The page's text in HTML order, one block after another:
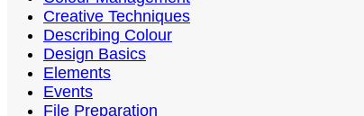
Creative Techniques
Describing Colour
Design Basics
Elements
Events
File Preparation